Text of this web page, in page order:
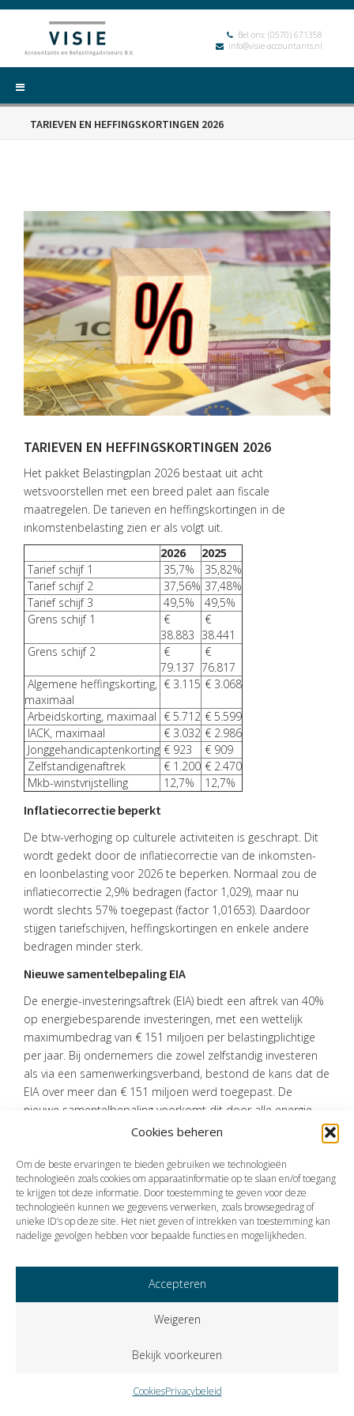
Cookies beheren
Om de beste ervaringen te bieden gebruiken we technologieën
technologieën zoals cookies om apparaatinformatie op te slaan en/of toegang
te krijgen tot deze informatie. Door toestemming te geven voor deze
technologieën kunnen we gegevens verwerken, zoals browsegedrag of
unieke ID’s op deze site. Het niet geven of intrekken van toestemming kan
nadelige gevolgen hebben voor bepaalde functies en mogelijkheden.
Accepteren
Weigeren
Bekijk voorkeuren
CookiesPrivacybeleid
Bel ons: (0570) 671358
info@visie-accountants.nl
DIENSTEN
OVER
TEAM
ACTUEEL
VACATURES
CONTACT
TARIEVEN EN HEFFINGSKORTINGEN 2026
TARIEVEN EN HEFFINGSKORTINGEN 2026
Het pakket Belastingplan 2026 bestaat uit acht
wetsvoorstellen met een breed palet aan fiscale
maatregelen. De tarieven en heffingskortingen in de
inkomstenbelasting zien er als volgt uit.
2026
2025
Tarief schijf 1
35,7%
35,82%
Tarief schijf 2
37,56% 37,48%
Tarief schijf 3
49,5%
49,5%
Grens schijf 1
€
38.883
€
38.441
Grens schijf 2
€
79.137
€
76.817
Algemene heffingskorting,
maximaal
€ 3.115 € 3.068
Arbeidskorting, maximaal € 5.712 € 5.599
IACK, maximaal
€ 3.032 € 2.986
Jonggehandicaptenkorting € 923
€ 909
Zelfstandigenaftrek
€ 1.200 € 2.470
Mkb-winstvrijstelling
12,7% 12,7%
Inflatiecorrectie beperkt
De btw-verhoging op culturele activiteiten is geschrapt. Dit
wordt gedekt door de inflatiecorrectie van de inkomsten-
en loonbelasting voor 2026 te beperken. Normaal zou de
inflatiecorrectie 2,9% bedragen (factor 1,029), maar nu
wordt slechts 57% toegepast (factor 1,01653). Daardoor
stijgen tariefschijven, heffingskortingen en enkele andere
bedragen minder sterk.
Nieuwe samentelbepaling EIA
De energie-investeringsaftrek (EIA) biedt een aftrek van 40%
op energiebesparende investeringen, met een wettelijk
maximumbedrag van € 151 miljoen per belastingplichtige
per jaar. Bij ondernemers die zowel zelfstandig investeren
als via een samenwerkingsverband, bestond de kans dat de
EIA over meer dan € 151 miljoen werd toegepast. De
nieuwe samentelbepaling voorkomt dit door alle energie-
investeringen per belastingplichtige samen te tellen.
Vorige Volgende